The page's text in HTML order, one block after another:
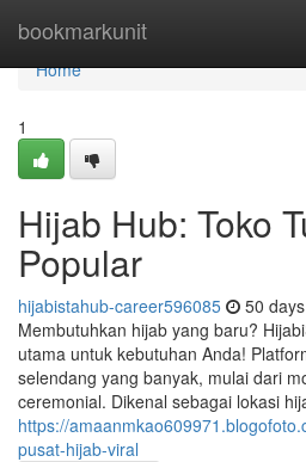
bookmarkunit
Home
Home
1
Hijab Hub: Toko
Popular
hijabistahub-career596085 50
Membutuhkan hijab yang baru?
utama untuk kebutuhan Anda!
selendang yang banyak, mulai dari
ceremonial. Dikenal sebagai lokasi
https://
pusat-hijab-viral